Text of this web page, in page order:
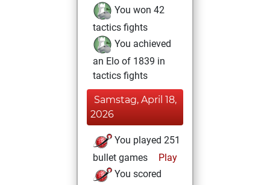
You won 42
tactics fights
You achieved
an Elo of 1839 in
tactics fights
Samstag, April 18,
2026
You played 251
bullet games
Play
You scored